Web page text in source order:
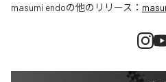
masumi endoの他のリリース：